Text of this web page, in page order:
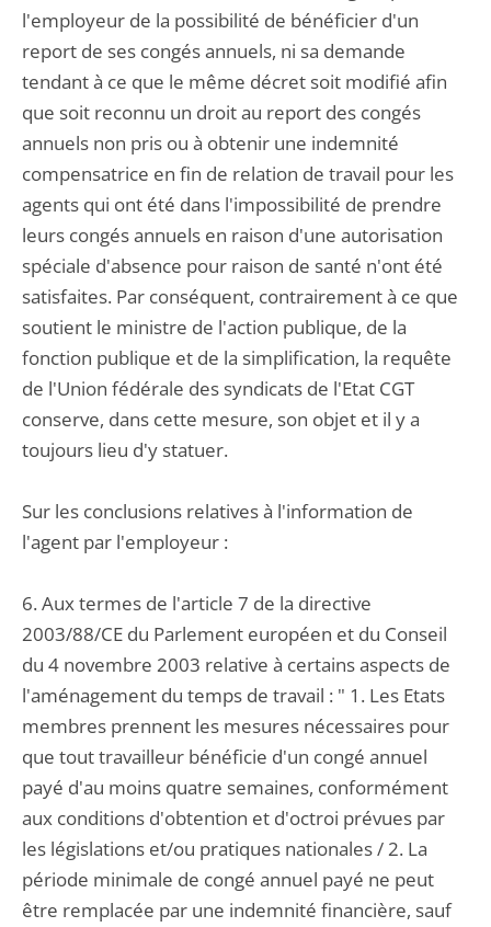
l'employeur de la possibilité de bénéficier d'un
report de ses congés annuels, ni sa demande
tendant à ce que le même décret soit modifié afin
que soit reconnu un droit au report des congés
annuels non pris ou à obtenir une indemnité
compensatrice en fin de relation de travail pour les
agents qui ont été dans l'impossibilité de prendre
leurs congés annuels en raison d'une autorisation
spéciale d'absence pour raison de santé n'ont été
satisfaites. Par conséquent, contrairement à ce que
soutient le ministre de l'action publique, de la
fonction publique et de la simplification, la requête
de l'Union fédérale des syndicats de l'Etat CGT
conserve, dans cette mesure, son objet et il y a
toujours lieu d'y statuer.
Sur les conclusions relatives à l'information de
l'agent par l'employeur :
6. Aux termes de l'article 7 de la directive
2003/88/CE du Parlement européen et du Conseil
du 4 novembre 2003 relative à certains aspects de
l'aménagement du temps de travail : " 1. Les Etats
membres prennent les mesures nécessaires pour
que tout travailleur bénéficie d'un congé annuel
payé d'au moins quatre semaines, conformément
aux conditions d'obtention et d'octroi prévues par
les législations et/ou pratiques nationales / 2. La
période minimale de congé annuel payé ne peut
être remplacée par une indemnité financière, sauf